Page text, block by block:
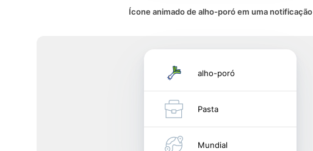
Ícone animado de alho-poró em uma notificação
alho-poró
Pasta
Mundial